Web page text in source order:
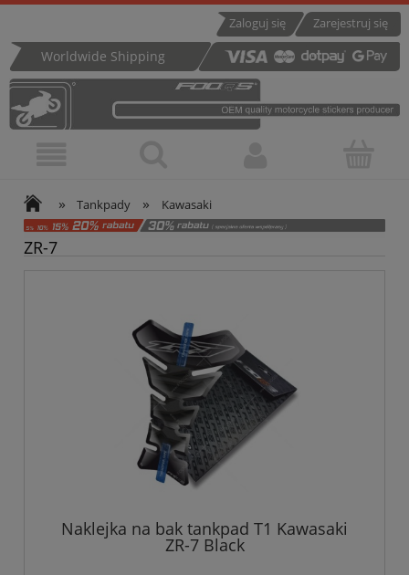
Zarejestruj się
Zaloguj się
Worldwide Shipping
» Tankpady » Kawasaki
ZR-7
Naklejka na bak tankpad T1 Kawasaki
ZR-7 Black